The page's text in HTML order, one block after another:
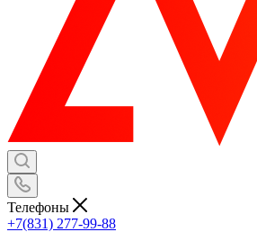
Телефоны
+7(831) 277-99-88